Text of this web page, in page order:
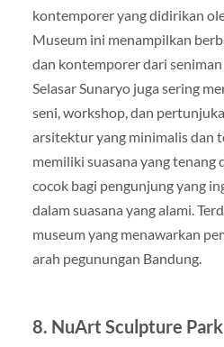
kontemporer yang didirikan
Museum ini menampilkan
dan kontemporer dari
Selasar Sunaryo juga sering
seni, workshop, dan
arsitektur yang minimalis dan
memiliki suasana yang tenang
cocok bagi pengunjung yang
dalam suasana yang alami.
museum yang menawarkan
arah pegunungan Bandung.
8. NuArt Sculpture Park